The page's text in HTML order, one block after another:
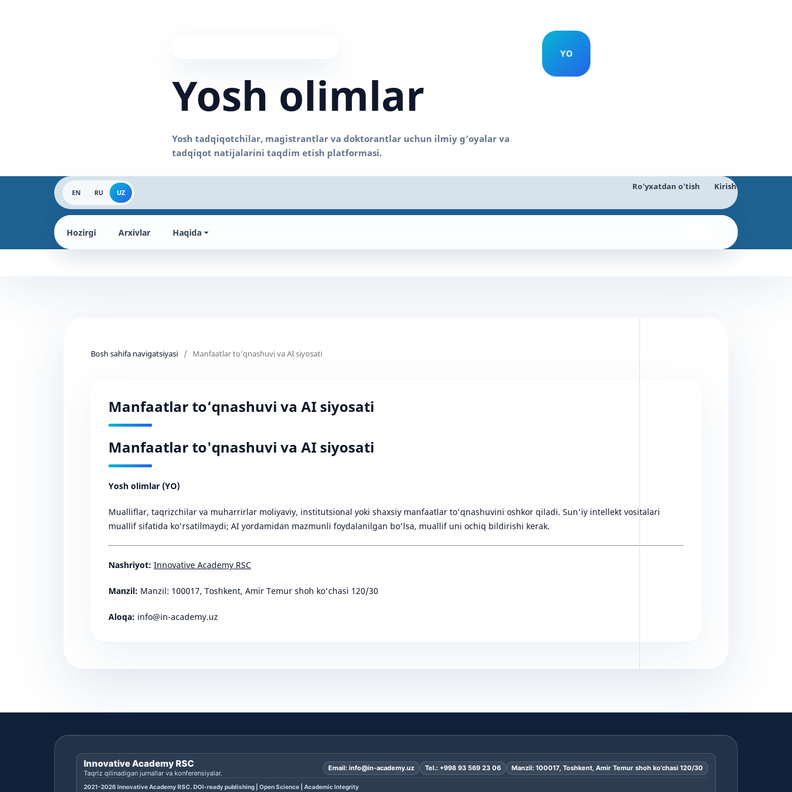
Yosh olimlar
EN RU UZ
Ro'yxatdan o'tish Kirish
Hozirgi Arxivlar Haqida
Bosh sahifa navigatsiyasi / Manfaatlar to‘qnashuvi va AI siyosati
Manfaatlar to‘qnashuvi va AI siyosati
Manfaatlar to'qnashuvi va AI siyosati
Yosh olimlar (YO)
Mualliflar, taqrizchilar va muharrirlar moliyaviy, institutsional yoki shaxsiy manfaatlar to'qnashuvini oshkor qiladi. Sun'iy intellekt vositalari
muallif sifatida ko'rsatilmaydi; AI yordamidan mazmunli foydalanilgan bo'lsa, muallif uni ochiq bildirishi kerak.
Nashriyot: Innovative Academy RSC
Manzil: Manzil: 100017, Toshkent, Amir Temur shoh ko'chasi 120/30
Aloqa: info@in-academy.uz
Innovative Academy RSC
Taqriz qilinadigan jurnallar va konferensiyalar.
Email: info@in-academy.uz Tel.: +998 93 569 23 06 Manzil: 100017, Toshkent, Amir Temur shoh ko’chasi 120/30
2021-2026 Innovative Academy RSC. DOI-ready publishing | Open Science | Academic Integrity